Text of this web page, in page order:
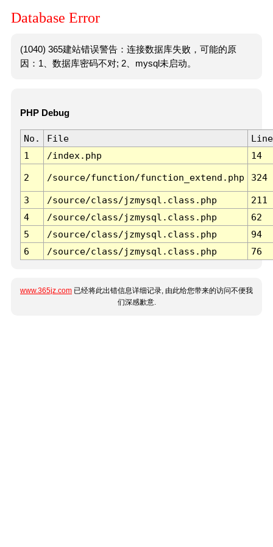
Database Error
(1040) 365建站错误警告：连接数据库失败，可能的原
因：1、数据库密码不对; 2、mysql未启动。
PHP Debug
No. File
Line
1
/index.php 14
2 /source/function/function_extend.php 324
3 /source/class/jzmysql.class.php
211
4
/source/class/jzmysql.class.php
62
5
/source/class/jzmysql.class.php
94
6
/source/class/jzmysql.class.php 76
www.365jz.com 已经将此出错信息详细记录, 由此给您带来的访问不便我
们深感歉意.